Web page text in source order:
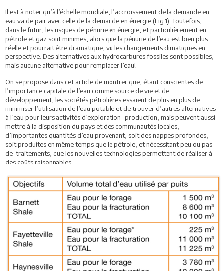
Il est à noter qu’à l’échelle mondiale, l’accroissement de la demande en
eau va de pair avec celle de la demande en énergie (Fig.1). Toutefois,
dans le futur, les risques de pénurie en énergie, et particulièrement en
pétrole et gaz sont minimes, alors que la pénurie de l’eau est bien plus
réelle et pourrait être dramatique, vu les changements climatiques en
perspective. Des alternatives aux hydrocarbures fossiles sont possibles,
mais aucune alternative pour remplacer l’eau!
On se propose dans cet article de montrer que, étant conscientes de
l’importance capitale de l’eau comme source de vie et de
développement, les sociétés pétrolières essaient de plus en plus de
minimiser l’utilisation de l’eau potable et de trouver d’autres alternatives
à l’eau pour leurs activités d’exploration- production, mais peuvent aussi
mettre à la disposition du pays et des communautés locales,
d’importantes quantités d’eau provenant, soit des nappes profondes,
soit produites en même temps que le pétrole, et nécessitant peu ou pas
de traitements, que les nouvelles technologies permettent de réaliser à
des coûts raisonnables.